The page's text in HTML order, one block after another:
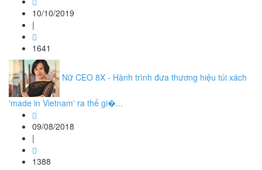
10/10/2019
|
1641
Nữ CEO 8X - Hành trình đưa thương hiệu túi xách
'made in Vietnam' ra thế gi�...
09/08/2018
|
1388